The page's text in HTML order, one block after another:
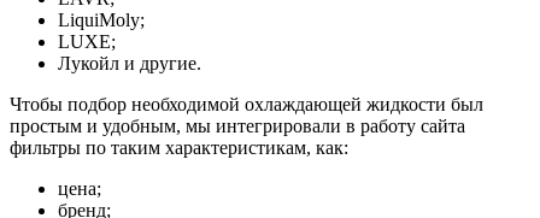
LiquiMoly;
LUXE;
Лукойл и другие.
Чтобы подбор необходимой охлаждающей жидкости был
простым и удобным, мы интегрировали в работу сайта
фильтры по таким характеристикам, как:
цена;
бренд;